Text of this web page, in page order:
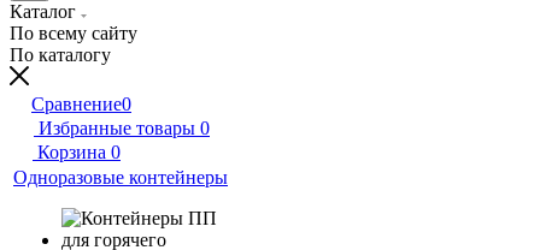
Каталог
По всему сайту
По каталогу
Сравнение0
Избранные товары 0
Корзина 0
Одноразовые контейнеры